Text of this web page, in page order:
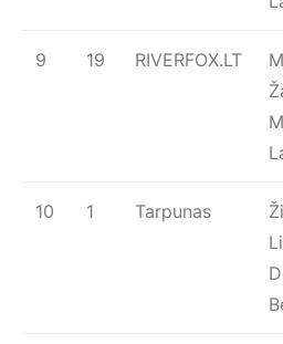
9 19 RIVERFOX.LT
10 1 Tarpunas